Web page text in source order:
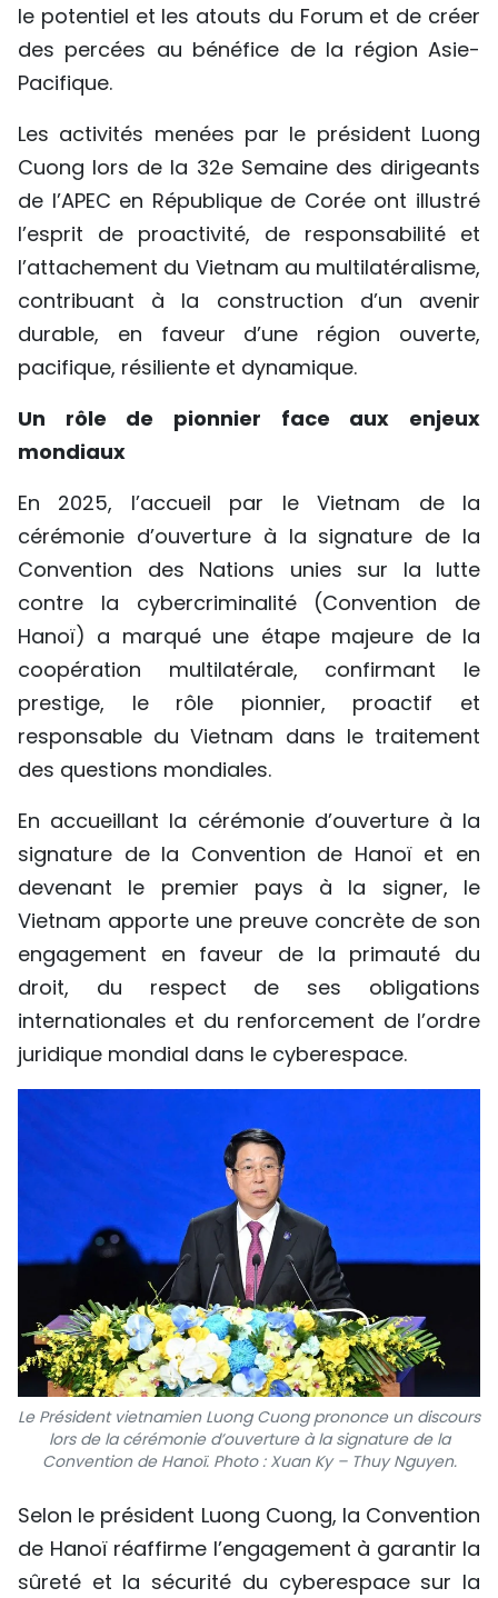
le potentiel et les atouts du Forum et de créer
des percées au bénéfice de la région Asie-
Pacifique.
Les activités menées par le président Luong
Cuong lors de la 32e Semaine des dirigeants
de l’APEC en République de Corée ont illustré
l’esprit de proactivité, de responsabilité et
l’attachement du Vietnam au multilatéralisme,
contribuant à la construction d’un avenir
durable, en faveur d’une région ouverte,
pacifique, résiliente et dynamique.
Un rôle de pionnier face aux enjeux
mondiaux
En 2025, l’accueil par le Vietnam de la
cérémonie d’ouverture à la signature de la
Convention des Nations unies sur la lutte
contre la cybercriminalité (Convention de
Hanoï) a marqué une étape majeure de la
coopération multilatérale, confirmant le
prestige, le rôle pionnier, proactif et
responsable du Vietnam dans le traitement
des questions mondiales.
En accueillant la cérémonie d’ouverture à la
signature de la Convention de Hanoï et en
devenant le premier pays à la signer, le
Vietnam apporte une preuve concrète de son
engagement en faveur de la primauté du
droit, du respect de ses obligations
internationales et du renforcement de l’ordre
juridique mondial dans le cyberespace.
Le Président vietnamien Luong Cuong prononce un discours
lors de la cérémonie d’ouverture à la signature de la
Convention de Hanoï. Photo : Xuan Ky – Thuy Nguyen.
Selon le président Luong Cuong, la Convention
de Hanoï réaffirme l’engagement à garantir la
sûreté et la sécurité du cyberespace sur la